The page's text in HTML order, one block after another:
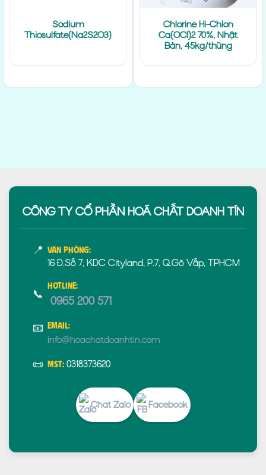
Sodium
Thiosulfate(Na2S2O3)
Chlorine Hi-Chlon
Ca(OCl)2 70%, Nhật
Bản, 45kg/thùng
CÔNG TY CỔ PHẦN HOÁ CHẤT DOANH TÍN
📍 Văn phòng:
16 Đ.Số 7, KDC Cityland, P.7, Q.Gò Vấp, TPHCM
📞
Hotline:
0965 200 571
📧 Email:
info@hoachatdoanhtin.com
📜 MST: 0318373620
Chat Zalo Facebook